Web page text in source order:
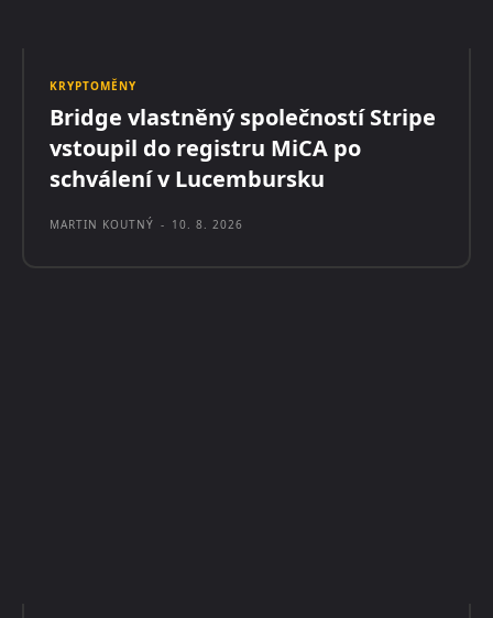
KRYPTOMĚNY
Bridge vlastněný společností Stripe
vstoupil do registru MiCA po
schválení v Lucembursku
MARTIN KOUTNÝ - 10. 8. 2026